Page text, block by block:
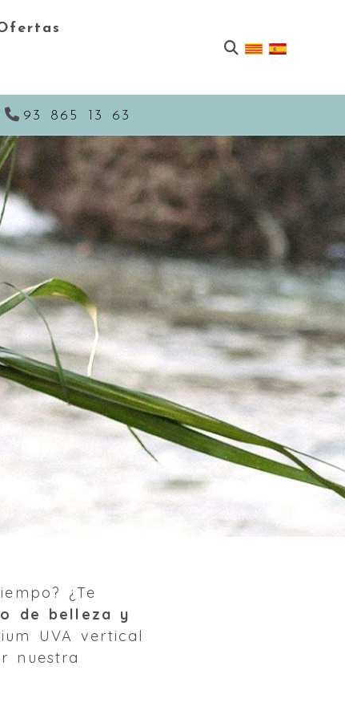
93 865 13 63
¿Te
de belleza y
UVA vertical
nuestra